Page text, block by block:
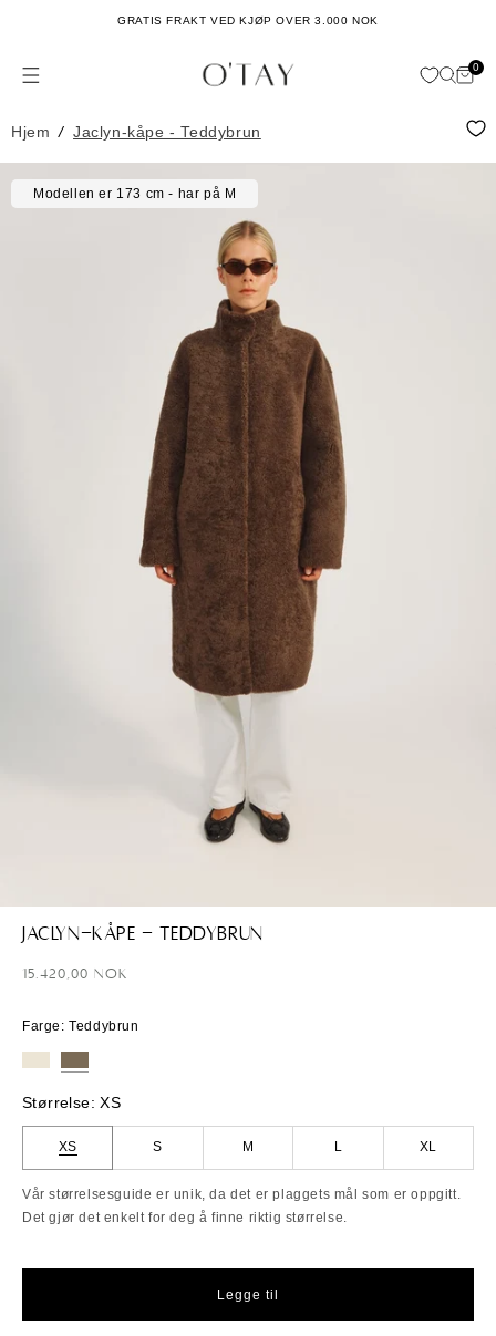
GRATIS FRAKT VED KJØP OVER 3.000 NOK
no.general.menu 00
Hjem / Jaclyn-kåpe - Teddybrun
til
Modellen er 173 cm - har på M
media
modal
Jaclyn-kåpe - Teddybrun
Ordinær
15.420,00 NOK
Farge: Teddybrun
Størrelse:XS
XS S M L XL
Vår størrelsesguide er unik, da det er plaggets mål som er oppgitt.
Det gjør det enkelt for deg å finne riktig størrelse.
Legge til